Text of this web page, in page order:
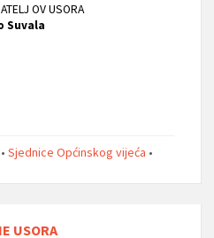
OV USORA
Suvala
Sjednice Općinskog vijeća •
USORA